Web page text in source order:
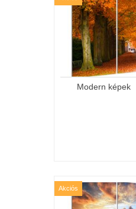
Modern képek
Akciós